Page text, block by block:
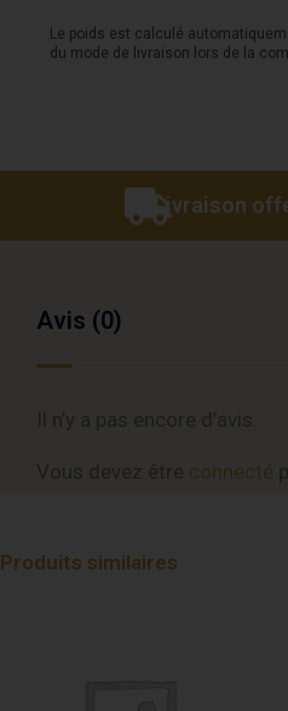
MUFF
Le poids est calculé
du mode de livraison lors de la
Livraison
Avis (0)
connecté
Produits similaires